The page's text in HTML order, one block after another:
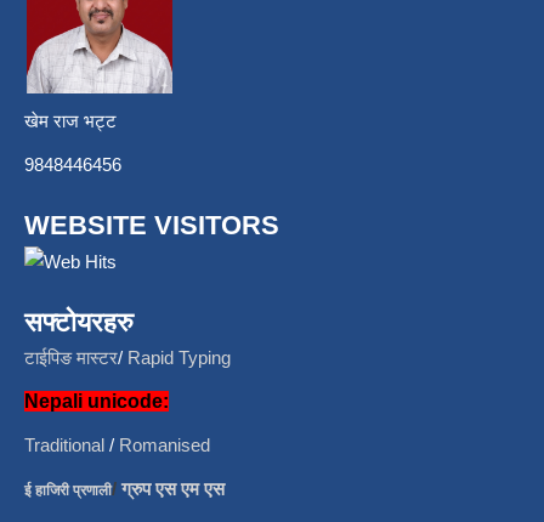
खेम राज भट्ट
9848446456
WEBSITE VISITORS
सफ्टोयरहरु
टाईपिङ मास्टर/ Rapid Typing
Nepali unicode:
Traditional / Romanised
ई हाजिरी प्रणाली/ग्रुप एस एम एस